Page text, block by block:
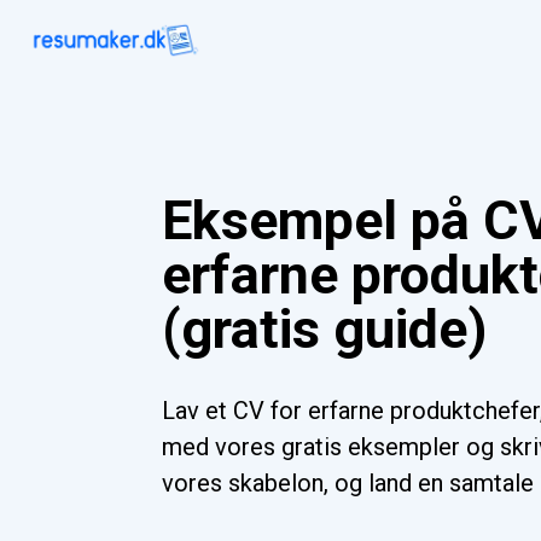
Eksempel på
erfarne
(gratis guide)
Lav et CV for erfarne
med vores gratis eksempler og
vores skabelon, og land en samtale